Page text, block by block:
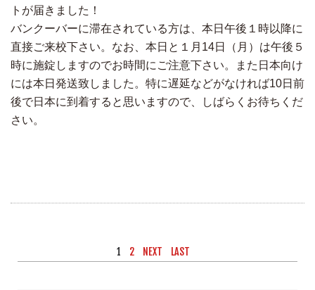
トが届きました！
バンクーバーに滞在されている方は、本日午後１時以降に
直接ご来校下さい。なお、本日と１月14日（月）は午後５
時に施錠しますのでお時間にご注意下さい。また日本向け
には本日発送致しました。特に遅延などがなければ10日前
後で日本に到着すると思いますので、しばらくお待ちくだ
さい。
1 2 NEXT LAST